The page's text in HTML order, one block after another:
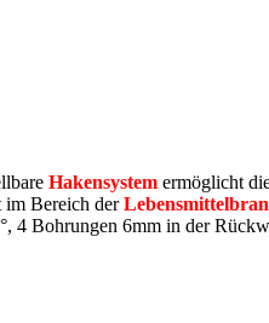
Hakensystem ermöglicht
im Bereich der
4 Bohrungen 6mm in der